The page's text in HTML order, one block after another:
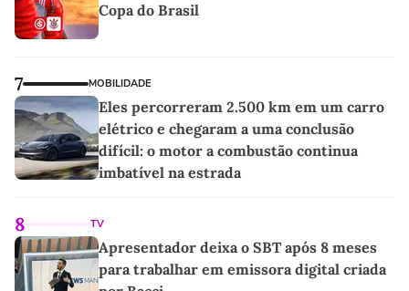
Copa do Brasil
7 MOBILIDADE
Eles percorreram 2.500 km em um carro
elétrico e chegaram a uma conclusão
difícil: o motor a combustão continua
imbatível na estrada
8 TV
Apresentador deixa o SBT após 8 meses
para trabalhar em emissora digital criada